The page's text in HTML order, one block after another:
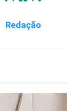
Redação